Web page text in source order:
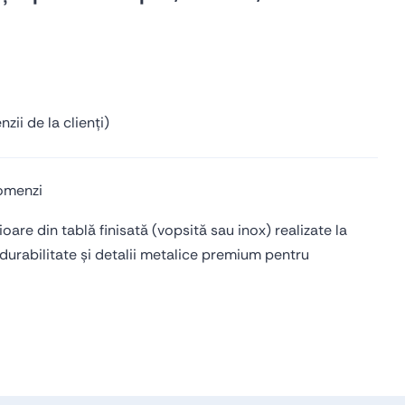
Profile personalizate
de la clienți)
din tablă finisată (vopsită sau inox) realizate la
și detalii metalice premium pentru